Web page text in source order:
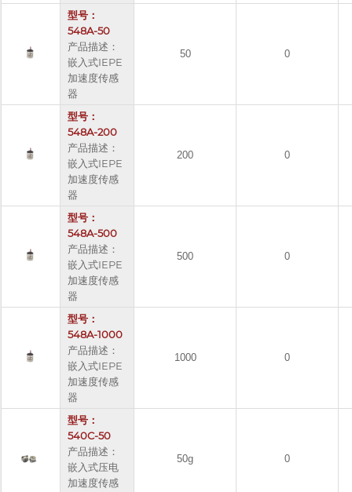
型号：
548A-50
产品描述：
嵌入式IEPE
加速度传感
器
50 0
型号：
548A-200
产品描述：
嵌入式IEPE
加速度传感
器
200 0
型号：
548A-500
产品描述：
嵌入式IEPE
加速度传感
器
500 0
型号：
548A-1000
产品描述：
嵌入式IEPE
加速度传感
器
1000 0
型号：
540C-50
产品描述：
嵌入式压电
加速度传感
50g 0